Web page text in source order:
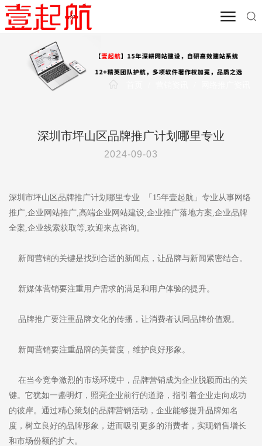
深圳市坪山区品牌推广计划哪里专业
2024-09-03
深圳市坪山区品牌推广计划哪里专业 「15年壹起航」专业从事网络
推广,企业网站推广,高端企业网站建设,企业推广落地方案,企业品牌
全案,企业线索获取等,欢迎来点咨询。
新闻营销的关键是找到合适的新闻点，让品牌与新闻紧密结合。
新媒体营销要注重用户需求的满足和用户体验的提升。
品牌推广要注重品牌文化的传播，让消费者认同品牌价值观。
新闻营销要注重品牌的美誉度，维护良好形象。
在当今竞争激烈的市场环境中，品牌营销成为企业脱颖而出的关
键。它犹如一盏明灯，照亮企业前行的道路，指引着企业走向成功
的彼岸。通过精心策划的品牌营销活动，企业能够提升品牌知名
度，树立良好的品牌形象，进而吸引更多的消费者，实现销售增长
和市场份额的扩大。